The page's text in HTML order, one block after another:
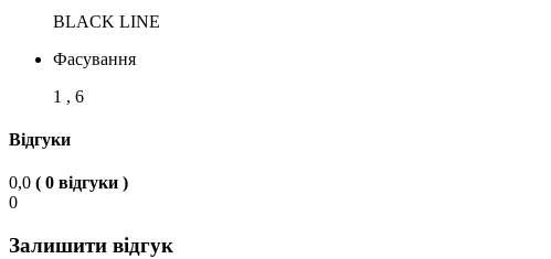
BLACK LINE
Фасування
1 , 6
Відгуки
0,0 ( 0 відгуки )
0
Залишити відгук